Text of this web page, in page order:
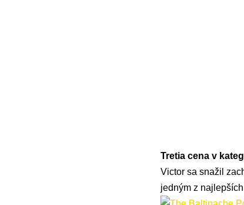
Tretia cena v
Victor sa snažil
jedným z